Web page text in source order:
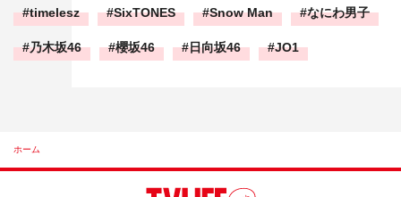
timelesz SixTONES Snow Man なにわ男子
乃木坂46 櫻坂46 日向坂46 JO1
ホーム